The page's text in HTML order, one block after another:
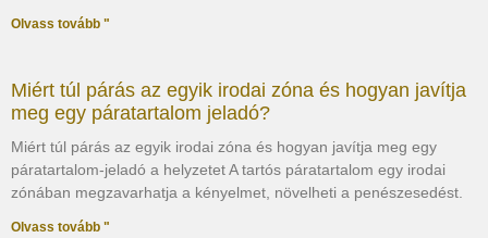
Olvass tovább "
Miért túl párás az egyik irodai zóna és hogyan javítja
meg egy páratartalom jeladó?
Miért túl párás az egyik irodai zóna és hogyan javítja meg egy
páratartalom-jeladó a helyzetet A tartós páratartalom egy irodai
zónában megzavarhatja a kényelmet, növelheti a penészesedést.
Olvass tovább "